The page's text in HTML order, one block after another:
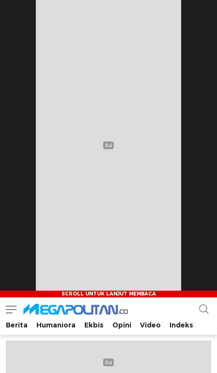
Megapolitan.co
Menyajikan berita-berita fakta bagi pembaca
Berita Humaniora Ekbis Opini Video Indeks